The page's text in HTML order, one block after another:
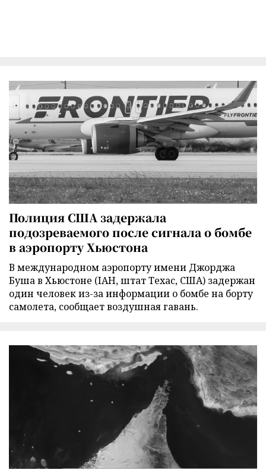
Полиция США задержала
подозреваемого после сигнала о бомбе
в аэропорту Хьюстона
В международном аэропорту имени Джорджа
Буша в Хьюстоне (IAH, штат Техас, США) задержан
один человек из-за информации о бомбе на борту
самолета, сообщает воздушная гавань.